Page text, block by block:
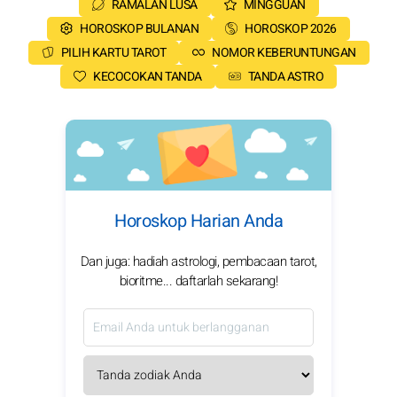
RAMALAN LUSA
MINGGUAN
HOROSKOP BULANAN
HOROSKOP 2026
PILIH KARTU TAROT
NOMOR KEBERUNTUNGAN
KECOCOKAN TANDA
TANDA ASTRO
Horoskop Harian Anda
Dan juga: hadiah astrologi, pembacaan tarot,
bioritme... daftarlah sekarang!